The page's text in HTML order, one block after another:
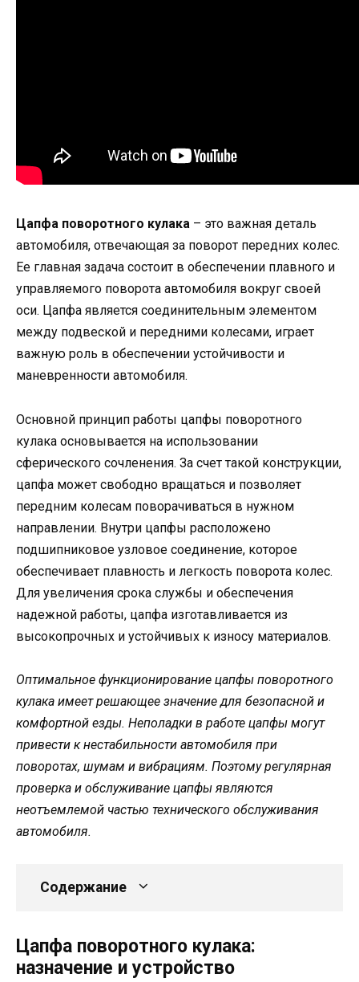
Цапфа поворотного кулака – это важная деталь
автомобиля, отвечающая за поворот передних колес.
Ее главная задача состоит в обеспечении плавного и
управляемого поворота автомобиля вокруг своей
оси. Цапфа является соединительным элементом
между подвеской и передними колесами, играет
важную роль в обеспечении устойчивости и
маневренности автомобиля.
Основной принцип работы цапфы поворотного
кулака основывается на использовании
сферического сочленения. За счет такой конструкции,
цапфа может свободно вращаться и позволяет
передним колесам поворачиваться в нужном
направлении. Внутри цапфы расположено
подшипниковое узловое соединение, которое
обеспечивает плавность и легкость поворота колес.
Для увеличения срока службы и обеспечения
надежной работы, цапфа изготавливается из
высокопрочных и устойчивых к износу материалов.
Оптимальное функционирование цапфы поворотного
кулака имеет решающее значение для безопасной и
комфортной езды. Неполадки в работе цапфы могут
привести к нестабильности автомобиля при
поворотах, шумам и вибрациям. Поэтому регулярная
проверка и обслуживание цапфы являются
неотъемлемой частью технического обслуживания
автомобиля.
Содержание
Цапфа поворотного кулака:
назначение и устройство